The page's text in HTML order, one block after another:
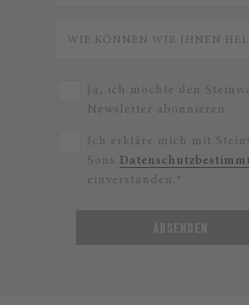
Ja, ich möchte den
Newsletter abonnieren.
Ich erkläre mich mit
Sons
einverstanden.*
ABSENDEN